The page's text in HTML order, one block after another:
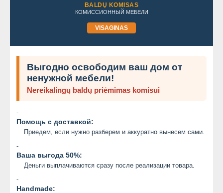
BALDŲ KOMISAS
КОМИССИОННЫЙ МЕБЕЛИ
VISAGINAS
Выгодно освободим ваш дом от
ненужной мебели!
Nereikalingų baldų priėmimas komisui
-
Помощь с доставкой:
Приедем, если нужно разберем и аккуратно вынесем сами.
-
Ваша выгода 50%:
Деньги выплачиваются сразу после реализации товара.
-
Handmade: